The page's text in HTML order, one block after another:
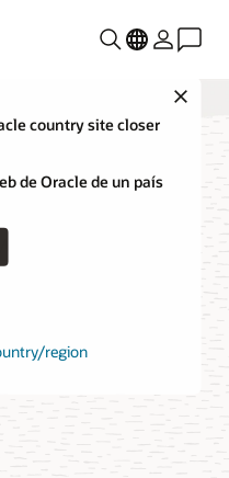
country site closer
de Oracle de un país
region
AI
Database@AWS